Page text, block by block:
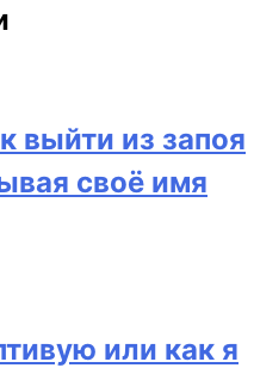
выйти из запоя
своё имя
или как я